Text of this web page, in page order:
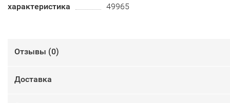
характеристика
49965
Отзывы (0)
Доставка